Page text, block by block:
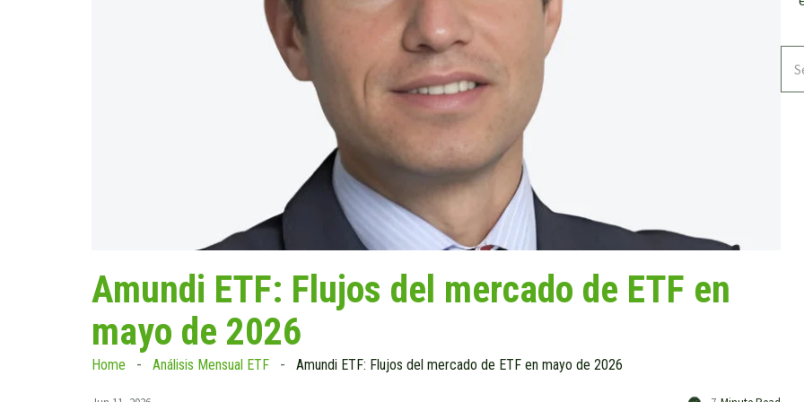
Amundi ETF: Flujos del mercado de ETF en
mayo de 2026
Home Análisis Mensual ETF Amundi ETF: Flujos del mercado de ETF en mayo de 2026